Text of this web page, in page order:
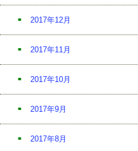
2017年12月
2017年11月
2017年10月
2017年9月
2017年8月